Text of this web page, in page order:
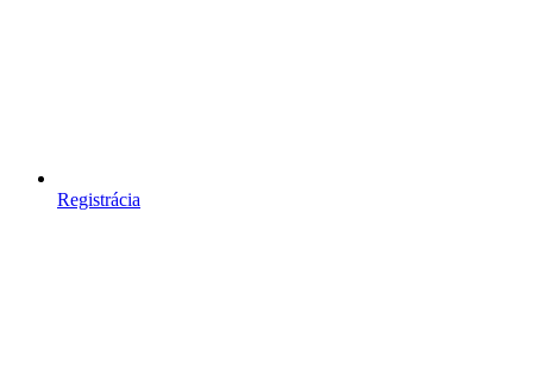
Registrácia